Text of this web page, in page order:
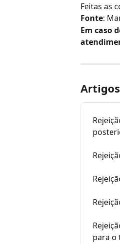
Feitas as
Fonte:
Em caso
para o